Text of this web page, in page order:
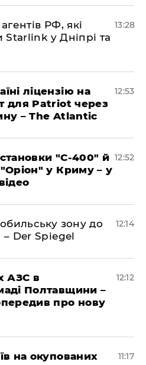
РФ, які
Starlink у Дніпрі та
13:28
ліцензію на
для Patriot через
– The Atlantic
12:53
"С-400" й
у Криму – у
12:52
зону до
Der Spiegel
12:14
АЗС в
Полтавщини –
про нову
12:12
на окупованих
11:17